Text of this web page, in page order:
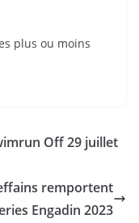
plus ou moins
Off 29 juillet
remportent
Engadin 2023